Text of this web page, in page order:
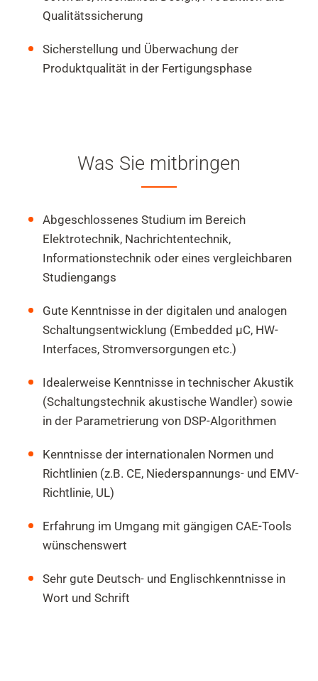
Qualitätssicherung
Sicherstellung und Überwachung der
Produktqualität in der Fertigungsphase
Was Sie mitbringen
Abgeschlossenes Studium im Bereich
Elektrotechnik, Nachrichtentechnik,
Informationstechnik oder eines vergleichbaren
Studiengangs
Gute Kenntnisse in der digitalen und analogen
Schaltungsentwicklung (Embedded µC, HW-
Interfaces, Stromversorgungen etc.)
Idealerweise Kenntnisse in technischer Akustik
(Schaltungstechnik akustische Wandler) sowie
in der Parametrierung von DSP-Algorithmen
Kenntnisse der internationalen Normen und
Richtlinien (z.B. CE, Niederspannungs- und EMV-
Richtlinie, UL)
Erfahrung im Umgang mit gängigen CAE-Tools
wünschenswert
Sehr gute Deutsch- und Englischkenntnisse in
Wort und Schrift